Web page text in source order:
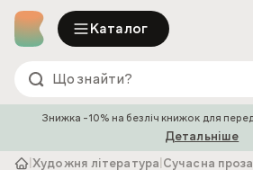
Каталог
Знижка -10% на безліч книжок для
Детальніше
|Художня література Сучасна проза